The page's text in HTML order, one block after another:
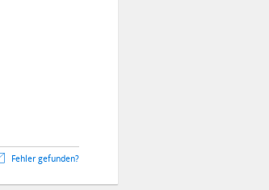
Fehler gefunden?